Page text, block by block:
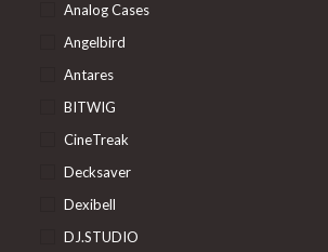
Analog Cases
Angelbird
Antares
BITWIG
CineTreak
Decksaver
Dexibell
DJ.STUDIO